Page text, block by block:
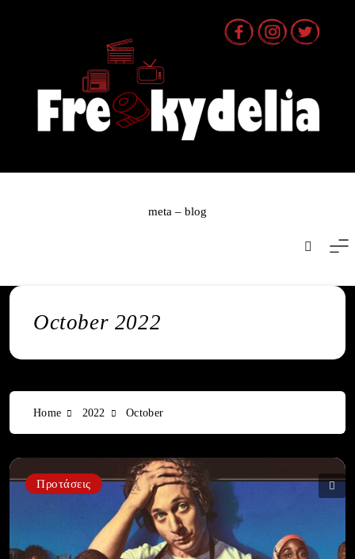
meta – blog
October 2022
Home 2022 October
Προτάσεις